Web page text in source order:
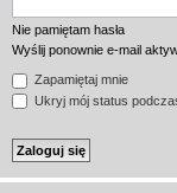
Nie pamiętam hasła
Wyślij ponownie e-mail
Zapamiętaj mnie
Ukryj mój status